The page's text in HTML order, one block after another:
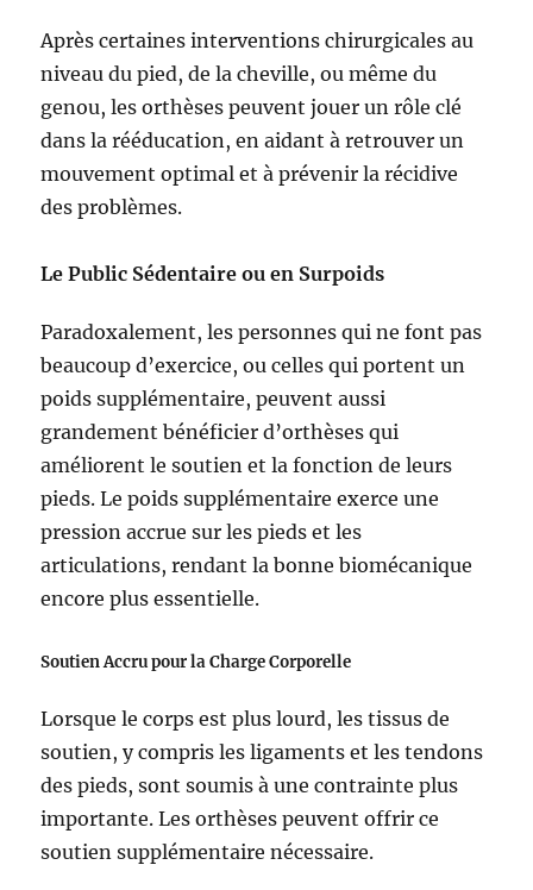
Après certaines interventions chirurgicales au
niveau du pied, de la cheville, ou même du
genou, les orthèses peuvent jouer un rôle clé
dans la rééducation, en aidant à retrouver un
mouvement optimal et à prévenir la récidive
des problèmes.
Le Public Sédentaire ou en Surpoids
Paradoxalement, les personnes qui ne font pas
beaucoup d’exercice, ou celles qui portent un
poids supplémentaire, peuvent aussi
grandement bénéficier d’orthèses qui
améliorent le soutien et la fonction de leurs
pieds. Le poids supplémentaire exerce une
pression accrue sur les pieds et les
articulations, rendant la bonne biomécanique
encore plus essentielle.
Soutien Accru pour la Charge Corporelle
Lorsque le corps est plus lourd, les tissus de
soutien, y compris les ligaments et les tendons
des pieds, sont soumis à une contrainte plus
importante. Les orthèses peuvent offrir ce
soutien supplémentaire nécessaire.